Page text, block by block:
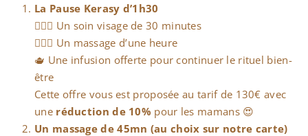
La Pause Kerasy d’1h30
🧖🏻‍♀️ Un soin visage de 30 minutes
💆🏻‍♀️ Un massage d’une heure
🫖 Une infusion offerte pour continuer le rituel bien-
être
Cette offre vous est proposée au tarif de 130€ avec
une réduction de 10% pour les mamans 😍
Un massage de 45mn (au choix sur notre carte)